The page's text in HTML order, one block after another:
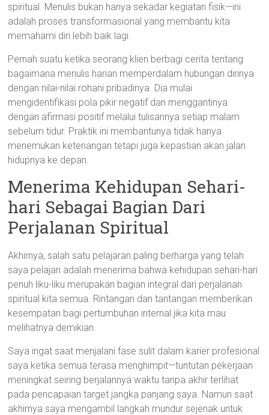
spiritual. Menulis bukan hanya sekadar kegiatan fisik—ini
adalah proses transformasional yang membantu kita
memahami diri lebih baik lagi.
Pernah suatu ketika seorang klien berbagi cerita tentang
bagaimana menulis harian memperdalam hubungan dirinya
dengan nilai-nilai rohani pribadinya. Dia mulai
mengidentifikasi pola pikir negatif dan menggantinya
dengan afirmasi positif melalui tulisannya setiap malam
sebelum tidur. Praktik ini membantunya tidak hanya
menemukan ketenangan tetapi juga kepastian akan jalan
hidupnya ke depan.
Menerima Kehidupan Sehari-
hari Sebagai Bagian Dari
Perjalanan Spiritual
Akhirnya, salah satu pelajaran paling berharga yang telah
saya pelajari adalah menerima bahwa kehidupan sehari-hari
penuh liku-liku merupakan bagian integral dari perjalanan
spiritual kita semua. Rintangan dan tantangan memberikan
kesempatan bagi pertumbuhan internal jika kita mau
melihatnya demikian.
Saya ingat saat menjalani fase sulit dalam karier profesional
saya ketika semua terasa menghimpit—tuntutan pekerjaan
meningkat seiring berjalannya waktu tanpa akhir terlihat
pada pencapaian target jangka panjang saya. Namun saat
akhirnya saya mengambil langkah mundur sejenak untuk